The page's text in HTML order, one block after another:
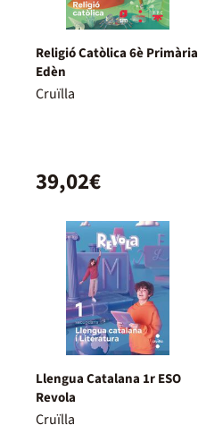
Religió Catòlica 6è Primària
Edèn
Cruïlla
39,02€
Llengua Catalana 1r ESO
Revola
Cruïlla